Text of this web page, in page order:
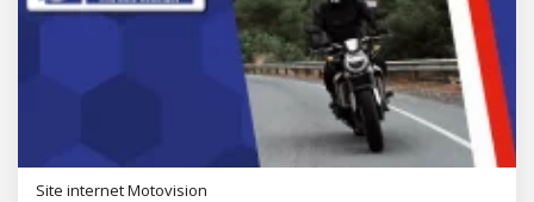
Site internet Motovision